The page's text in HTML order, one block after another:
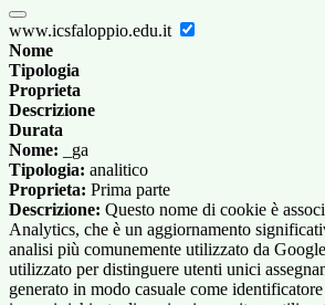
www.icsfaloppio.edu.it
Nome
Tipologia
Proprieta
Descrizione
Durata
Nome: _ga
Tipologia: analitico
Proprieta: Prima parte
Descrizione: Questo nome di cookie è
Analytics, che è un aggiornamento
analisi più comunemente utilizzato da
utilizzato per distinguere utenti unici
generato in modo casuale come